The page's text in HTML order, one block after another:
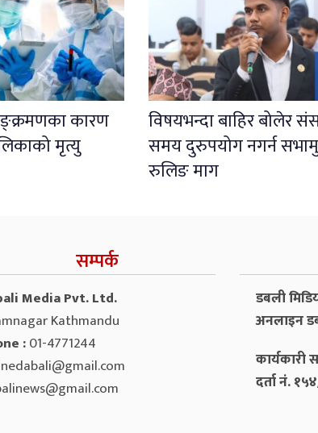
कारण
मृत्यु
विषयभन्दा बाहिर बोलेर
समय दुरुपयोग नगर्न
रुलिङ माग
सम्पर्क
Media Pvt. Ltd.
Kathmandu
:01-4771244
डबली
अनलाइन
कार्यकारी
दर्ता नं.